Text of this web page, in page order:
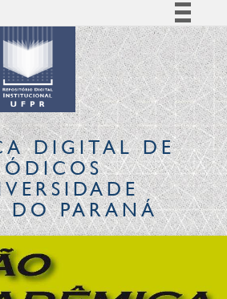
Simplifique!
Comunica BR
Participe
Acesso à informação
Legislação
Canais
DIGITALDE
DO PARANÁ